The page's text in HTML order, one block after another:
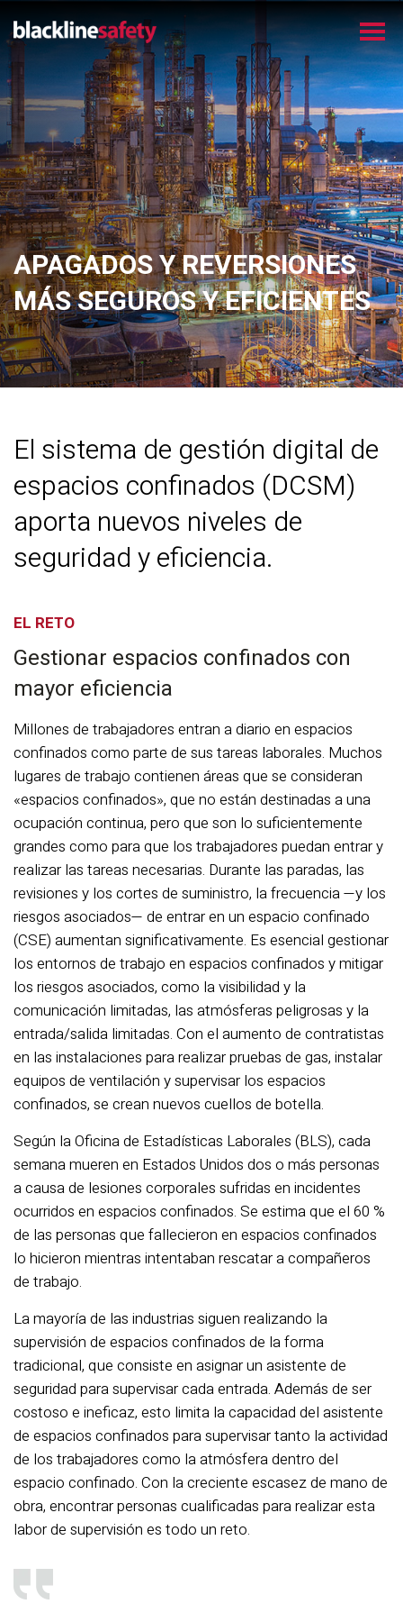
APAGADOS Y REVERSIONES
MÁS SEGUROS Y EFICIENTES
El sistema de gestión digital de
espacios confinados (DCSM)
aporta nuevos niveles de
seguridad y eficiencia.
EL RETO
Gestionar espacios confinados con
mayor eficiencia
Millones de trabajadores entran a diario en espacios
confinados como parte de sus tareas laborales. Muchos
lugares de trabajo contienen áreas que se consideran
«espacios confinados», que no están destinadas a una
ocupación continua, pero que son lo suficientemente
grandes como para que los trabajadores puedan entrar y
realizar las tareas necesarias. Durante las paradas, las
revisiones y los cortes de suministro, la frecuencia —y los
riesgos asociados— de entrar en un espacio confinado
(CSE) aumentan significativamente. Es esencial gestionar
los entornos de trabajo en espacios confinados y mitigar
los riesgos asociados, como la visibilidad y la
comunicación limitadas, las atmósferas peligrosas y la
entrada/salida limitadas. Con el aumento de contratistas
en las instalaciones para realizar pruebas de gas, instalar
equipos de ventilación y supervisar los espacios
confinados, se crean nuevos cuellos de botella.
Según la Oficina de Estadísticas Laborales (BLS), cada
semana mueren en Estados Unidos dos o más personas
a causa de lesiones corporales sufridas en incidentes
ocurridos en espacios confinados. Se estima que el 60 %
de las personas que fallecieron en espacios confinados
lo hicieron mientras intentaban rescatar a compañeros
de trabajo.
La mayoría de las industrias siguen realizando la
supervisión de espacios confinados de la forma
tradicional, que consiste en asignar un asistente de
seguridad para supervisar cada entrada. Además de ser
costoso e ineficaz, esto limita la capacidad del asistente
de espacios confinados para supervisar tanto la actividad
de los trabajadores como la atmósfera dentro del
espacio confinado. Con la creciente escasez de mano de
obra, encontrar personas cualificadas para realizar esta
labor de supervisión es todo un reto.